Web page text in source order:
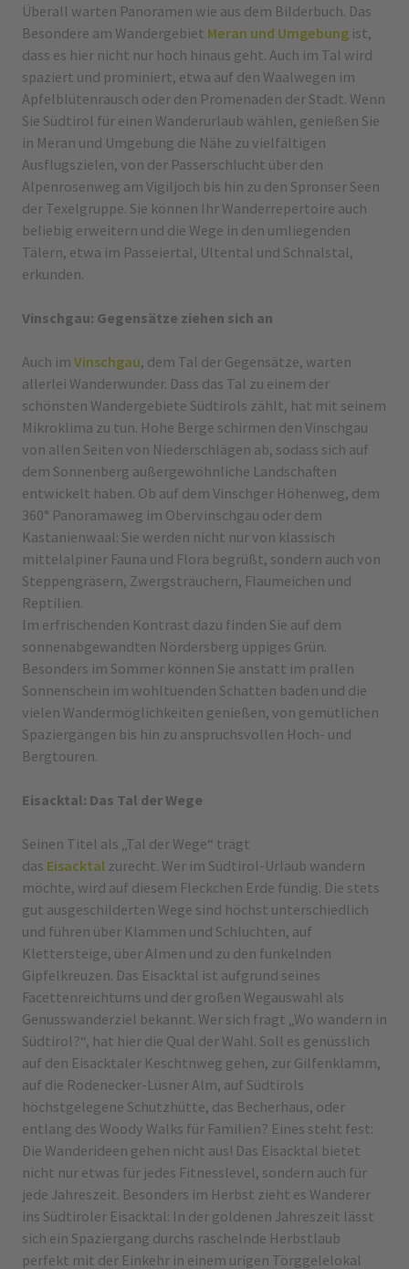
Überall warten Panoramen wie aus dem Bilderbuch. Das
Besondere am Wandergebiet Meran und Umgebungist,
dass es hier nicht nur hoch hinaus geht. Auch im Tal wird
spaziert und prominiert, etwa auf den Waalwegen im
Apfelblütenrausch oder den Promenaden der Stadt. Wenn
Sie Südtirol für einen Wanderurlaub wählen, genießen Sie
in Meran und Umgebung die Nähe zu vielfältigen
Ausflugszielen, von der Passerschlucht über den
Alpenrosenweg am Vigiljoch bis hin zu den Spronser Seen
der Texelgruppe. Sie können Ihr Wanderrepertoire auch
beliebig erweitern und die Wege in den umliegenden
Tälern, etwa im Passeiertal, Ultental und Schnalstal,
erkunden.
Vinschgau: Gegensätze ziehen sich an
Auch im Vinschgau, dem Tal der Gegensätze, warten
allerlei Wanderwunder. Dass das Tal zu einem der
schönsten Wandergebiete Südtirols zählt, hat mit seinem
Mikroklima zu tun. Hohe Berge schirmen den Vinschgau
von allen Seiten von Niederschlägen ab, sodass sich auf
dem Sonnenberg außergewöhnliche Landschaften
entwickelt haben. Ob auf dem Vinschger Höhenweg, dem
360° Panoramaweg im Obervinschgau oder dem
Kastanienwaal: Sie werden nicht nur von klassisch
mittelalpiner Fauna und Flora begrüßt, sondern auch von
Steppengräsern, Zwergsträuchern, Flaumeichen und
Reptilien.
Im erfrischenden Kontrast dazu finden Sie auf dem
sonnenabgewandten Nördersberg üppiges Grün.
Besonders im Sommer können Sie anstatt im prallen
Sonnenschein im wohltuenden Schatten baden und die
vielen Wandermöglichkeiten genießen, von gemütlichen
Spaziergängen bis hin zu anspruchsvollen Hoch- und
Bergtouren.
Eisacktal: Das Tal der Wege
Seinen Titel als „Tal der Wege“ trägt
das Eisacktal zurecht. Wer im Südtirol-Urlaub wandern
möchte, wird auf diesem Fleckchen Erde fündig. Die stets
gut ausgeschilderten Wege sind höchst unterschiedlich
und führen über Klammen und Schluchten, auf
Klettersteige, über Almen und zu den funkelnden
Gipfelkreuzen. Das Eisacktal ist aufgrund seines
Facettenreichtums und der großen Wegauswahl als
Genusswanderziel bekannt. Wer sich fragt „Wo wandern in
Südtirol?“, hat hier die Qual der Wahl. Soll es genüsslich
auf den Eisacktaler Keschtnweg gehen, zur Gilfenklamm,
auf die Rodenecker-Lüsner Alm, auf Südtirols
höchstgelegene Schutzhütte, das Becherhaus, oder
entlang des Woody Walks für Familien? Eines steht fest:
Die Wanderideen gehen nicht aus! Das Eisacktal bietet
nicht nur etwas für jedes Fitnesslevel, sondern auch für
jede Jahreszeit. Besonders im Herbst zieht es Wanderer
ins Südtiroler Eisacktal: In der goldenen Jahreszeit lässt
sich ein Spaziergang durchs raschelnde Herbstlaub
perfekt mit der Einkehr in einem urigen Törggelelokal